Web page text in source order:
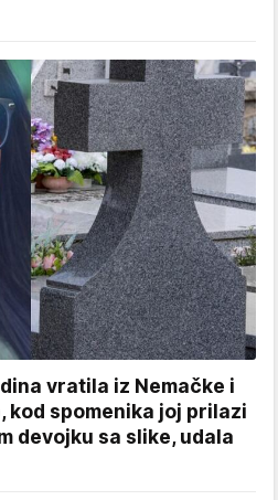
vratila iz Nemačke i
spomenika joj prilazi
devojku sa slike, udala